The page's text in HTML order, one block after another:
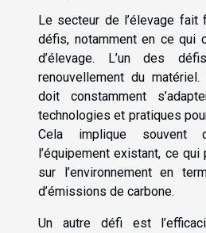
Le secteur de l’élevage fait
défis, notamment en ce qui
d’élevage. L’un des
renouvellement du
doit constamment
technologies et pratiques
Cela implique souvent
l’équipement existant, ce
sur l’environnement en
d’émissions de carbone.
Un autre défi est